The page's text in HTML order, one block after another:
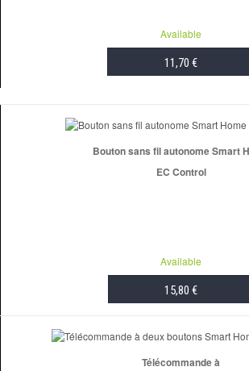
Available
11,70 €
Bouton sans fil autonome Smart
EC Control
Available
15,80 €
Télécommande à